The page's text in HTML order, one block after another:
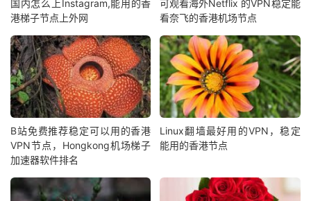
国内怎么上Instagram,能用的香
港梯子节点上外网
可观看海外Netflix 的VPN稳定能
看奈飞的香港机场节点
B站免费推荐稳定可以用的香港
VPN节点，Hongkong机场梯子
加速器软件排名
Linux翻墙最好用的VPN，稳定
能用的香港节点